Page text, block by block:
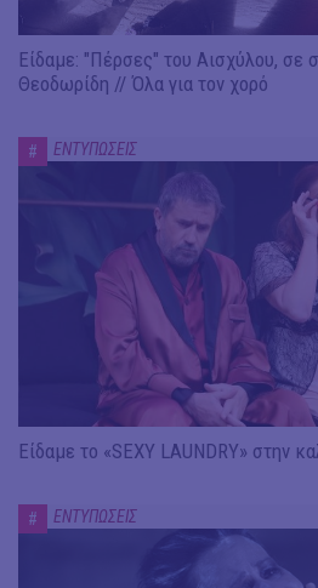
Είδαμε: "Πέρσες" του Αισχύλου, σε
Θεοδωρίδη // Όλα για τον χορό
# ΕΝΤΥΠΩΣΕΙΣ
Είδαμε το «SEXY LAUNDRY» στην
# ΕΝΤΥΠΩΣΕΙΣ